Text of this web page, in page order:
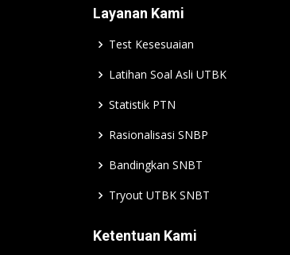
Layanan Kami
Test Kesesuaian
Latihan Soal Asli UTBK
Statistik PTN
Rasionalisasi SNBP
Bandingkan SNBT
Tryout UTBK SNBT
Ketentuan Kami